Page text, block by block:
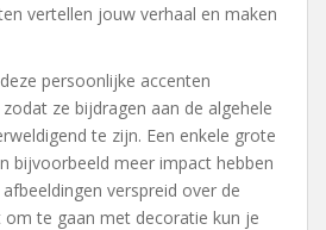
vertellen jouw verhaal en maken
persoonlijke accenten
ze bijdragen aan de algehele
te zijn. Een enkele grote
bijvoorbeeld meer impact hebben
verspreid over de
te gaan met decoratie kun je